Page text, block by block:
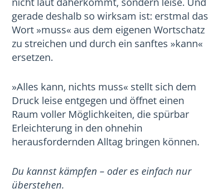
gerade deshalb so wirksam ist: erstmal das
Wort »muss« aus dem eigenen Wortschatz
zu streichen und durch ein sanftes »kann«
ersetzen.
»Alles kann, nichts muss« stellt sich dem
Druck leise entgegen und öffnet einen
Raum voller Möglichkeiten, die spürbar
Erleichterung in den ohnehin
herausfordernden Alltag bringen können.
Du kannst kämpfen – oder es einfach nur
überstehen.